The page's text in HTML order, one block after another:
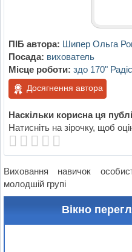
ПІБ автора: Шипер Ольга
Посада: вихователь
Місце роботи: здо 170"
Досягнення автора
Наскільки корисна ця
Натисніть на зірочку, щоб
Виховання навичок
молодшій групі
Вікно